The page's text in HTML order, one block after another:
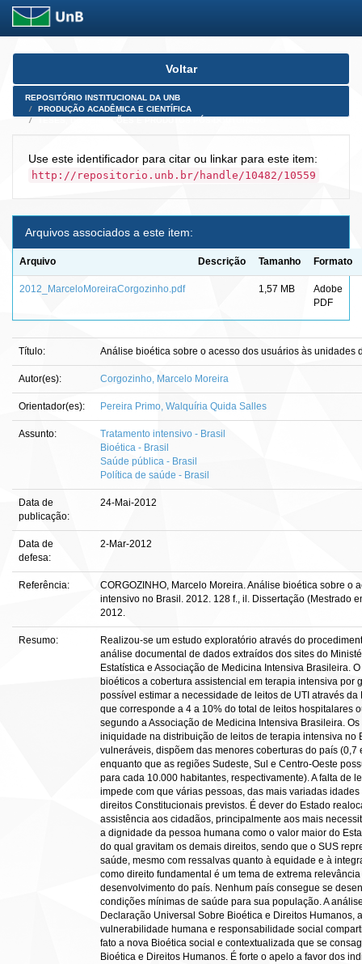
Skip
Voltar
REPOSITÓRIO INSTITUCIONAL DA UNB
PRODUÇÃO ACADÊMICA E CIENTÍFICA
Use este identificador para citar ou linkar para este item:
http://repositorio.unb.br/handle/10482/10559
Arquivos associados a este item:
Arquivo Descrição Tamanho Formato
2012_MarceloMoreiraCorgozinho.pdf 1,57 MB
Adobe
PDF
Título: Análise bioética sobre o acesso dos usuários às unidades
Autor(es): Corgozinho, Marcelo Moreira
Orientador(es): Pereira Primo, Walquíria Quida Salles
Assunto:
Tratamento intensivo - Brasil
Bioética - Brasil
Saúde pública - Brasil
Política de saúde - Brasil
Data de
publicação:
24-Mai-2012
Data de
defesa:
2-Mar-2012
Referência:
CORGOZINHO, Marcelo Moreira. Análise bioética sobre o
intensivo no Brasil. 2012. 128 f., il. Dissertação (Mestrado
2012.
Resumo:
Realizou-se um estudo exploratório através do
análise documental de dados extraídos dos sites do
Estatística e Associação de Medicina Intensiva Brasileira.
bioéticos a cobertura assistencial em terapia intensiva por
possível estimar a necessidade de leitos de UTI através
que corresponde a 4 a 10% do total de leitos hospitalares
segundo a Associação de Medicina Intensiva Brasileira.
iniquidade na distribuição de leitos de terapia intensiva no
vulneráveis, dispõem das menores coberturas do país
enquanto que as regiões Sudeste, Sul e Centro-Oeste
para cada 10.000 habitantes, respectivamente). A falta de
impede com que várias pessoas, das mais variadas
direitos Constitucionais previstos. É dever do Estado
assistência aos cidadãos, principalmente aos mais
a dignidade da pessoa humana como o valor maior do
do qual gravitam os demais direitos, sendo que o SUS
saúde, mesmo com ressalvas quanto à equidade e à
como direito fundamental é um tema de extrema
desenvolvimento do país. Nenhum país consegue se
condições mínimas de saúde para sua população. A
Declaração Universal Sobre Bioética e Direitos Humanos,
vulnerabilidade humana e responsabilidade social
fato a nova Bioética social e contextualizada que se
Bioética e Direitos Humanos. É forte o apelo a favor dos